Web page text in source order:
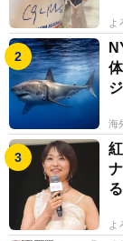
が、頬付けし
腰を落とした乗
あと、絵図に似
ましたが、木
普段以上にシビ
いて乗ることを
をします。
ーー投稿の反響
よ
海
よ